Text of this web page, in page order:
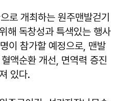
로 개최하는 원주맨발걷기
해 독창성과 특색있는 행사
이 참가할 예정으로, 맨발
액순환 개선, 면역력 증진
있다.